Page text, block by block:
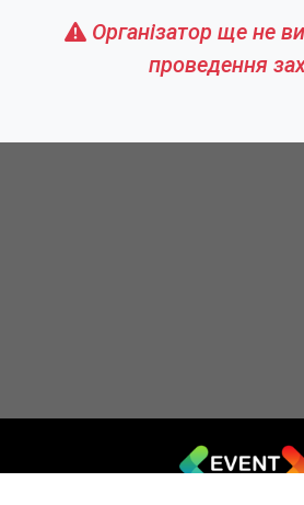
Організатор ще не
проведення